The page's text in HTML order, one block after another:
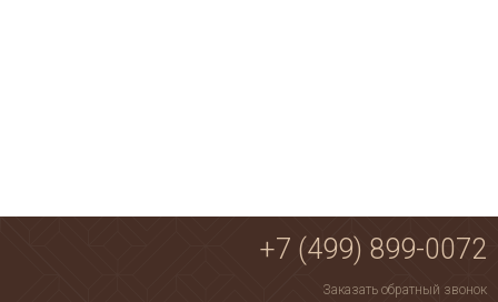
+7 (499) 899-0072
Заказать обратный звонок